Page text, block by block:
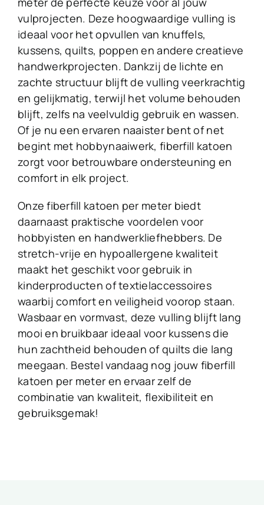
vulprojecten. Deze hoogwaardige vulling is
ideaal voor het opvullen van knuffels,
kussens, quilts, poppen en andere creatieve
handwerkprojecten. Dankzij de lichte en
zachte structuur blijft de vulling veerkrachtig
en gelijkmatig, terwijl het volume behouden
blijft, zelfs na veelvuldig gebruik en wassen.
Of je nu een ervaren naaister bent of net
begint met hobbynaaiwerk, fiberfill katoen
zorgt voor betrouwbare ondersteuning en
comfort in elk project.
Onze fiberfill katoen per meter biedt
daarnaast praktische voordelen voor
hobbyisten en handwerkliefhebbers. De
stretch-vrije en hypoallergene kwaliteit
maakt het geschikt voor gebruik in
kinderproducten of textielaccessoires
waarbij comfort en veiligheid voorop staan.
Wasbaar en vormvast, deze vulling blijft lang
mooi en bruikbaar ideaal voor kussens die
hun zachtheid behouden of quilts die lang
meegaan. Bestel vandaag nog jouw fiberfill
katoen per meter en ervaar zelf de
combinatie van kwaliteit, flexibiliteit en
gebruiksgemak!